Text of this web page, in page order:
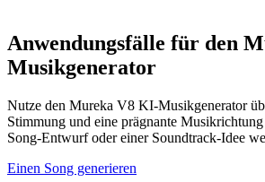
Anwendungsfälle für den
Musikgenerator
Nutze den Mureka V8 KI-Musikgenerator
Stimmung und eine prägnante
Song-Entwurf oder einer Soundtrack-Idee
Einen Song generieren